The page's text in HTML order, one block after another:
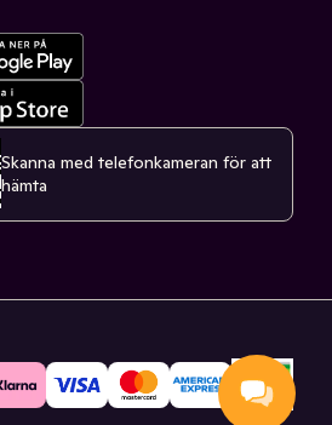
Skanna med telefonkameran för att
hämta